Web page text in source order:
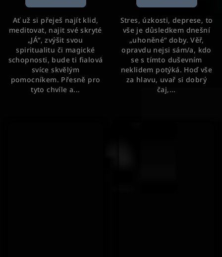
Ať už si přeješ najít klid,
meditovat, najit své skryté
„JÁ“, zvýšit svou
spiritualitu či magické
schopnosti, bude ti fialová
svíce skvělým
pomocníkem. Přesně pro
tyto chvíle a...
z
5
hvězdiček.
Stres, úzkosti, deprese, to
vše je důsledkem dnešní
„uhoněné“ doby. Věř,
opravdu nejsi sám/a, kdo
se s tímto duševním
neklidem potýká. Hoď vše
za hlavu, uvař si dobrý
čaj,...